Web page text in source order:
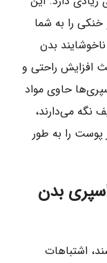
را به شما
بدن
افزایش راحتی و
حاوی مواد
نگه می‌دارند،
را به طور
بدن
اشتباهات